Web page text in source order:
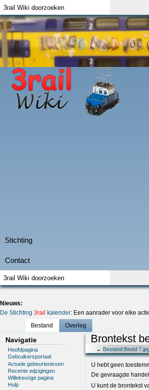
Nieuws:
De Stichting 3rail kalender: Een aanrader voor elke
Bestand
Overleg
Navigatie
Hoofdpagina
Gebruikersportaal
Actuele gebeurtenissen
Recente wijzigingen
Willekeurige pagina
Hulp
Brontekst
← Bestand:Beeld
U hebt geen
De gevraagde
U kunt de brontekst